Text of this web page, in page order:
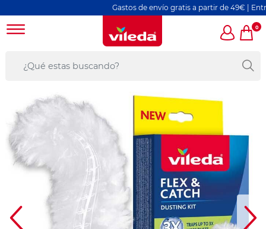
Gastos de envío gratis a partir de 49€ |
0